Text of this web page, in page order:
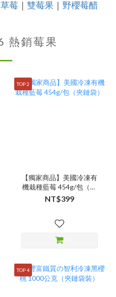
草莓 ｜ 雙莓果 ｜ 野櫻莓醋
熱銷莓果
TOP 2
【獨家商品】美國冷凍有
機栽種藍莓 454g/包（夾
鏈袋）
NT$399
TOP 4